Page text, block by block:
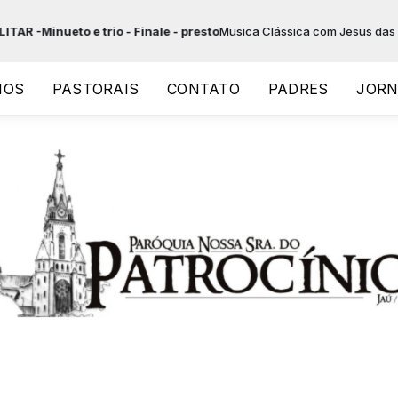
e trio - Finale - prestoMusica Clássica com Jesus das 22:00
PASTORAIS CONTATO PADRES